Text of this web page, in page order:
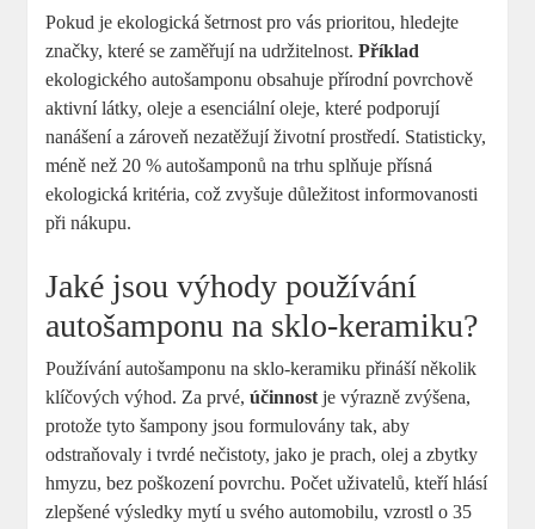
Pokud je ekologická šetrnost pro vás prioritou, hledejte
značky, které se zaměřují na udržitelnost.Příklad
ekologického autošamponu obsahuje přírodní povrchově
aktivní látky, oleje a esenciální oleje, které podporují
nanášení a zároveň nezatěžují životní prostředí. Statisticky,
méně než 20 % autošamponů na trhu splňuje přísná
ekologická kritéria, což zvyšuje důležitost informovanosti
při nákupu.
Jaké jsou výhody používání
autošamponu na sklo-keramiku?
Používání autošamponu na sklo-keramiku přináší několik
klíčových výhod. Za prvé,účinnost je výrazně zvýšena,
protože tyto šampony jsou formulovány tak, aby
odstraňovaly i tvrdé nečistoty, jako je prach, olej a zbytky
hmyzu, bez poškození povrchu. Počet uživatelů, kteří hlásí
zlepšené výsledky mytí u svého automobilu, vzrostl o 35